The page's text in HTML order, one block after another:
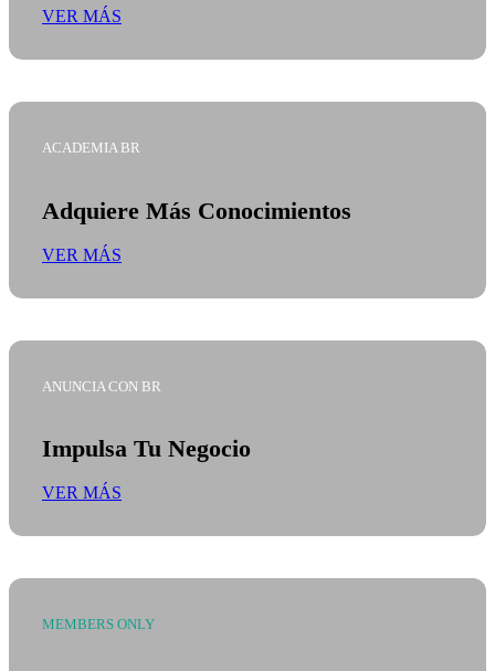
VER MÁS
ACADEMIA BR
Adquiere Más Conocimientos
VER MÁS
ANUNCIA CON BR
Impulsa Tu Negocio
VER MÁS
MEMBERS ONLY